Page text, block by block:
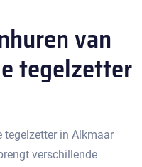
van
tegelzetter
tegelzetter in Alkmaar
verschillende